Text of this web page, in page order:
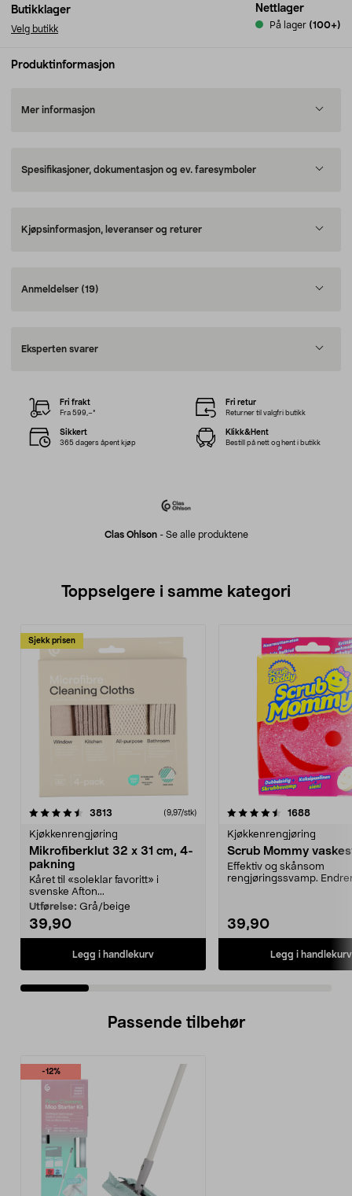
Butikklager
Velg butikk
Nettlager
På lager (100+)
Produktinformasjon
Mer informasjon
Spesifikasjoner, dokumentasjon og ev. faresymboler
Kjøpsinformasjon, leveranser og returer
Anmeldelser (19)
Eksperten svarer
Clas Ohlson- Se alle produktene
Fri frakt
Fra 599,–*
Fri retur
Returner til valgfri butikk
Sikkert
365 dagers åpent kjøp
Klikk&Hent
Bestill på nett og hent i butikk
Toppselgere i samme kategori
Sjekk prisen
3813 anmeldelser(9,97/stk)
Kjøkkenrengjøring
Mikrofiberklut 32 x 31 cm, 4-
pakning
Kåret til «soleklar favoritt» i
svenske Afton...
Utførelse: Grå/beige
39,90
Legg i handlekurv
4.5 av 5 stjerner 1688
Kjøkkenrengjøring
Scrub Mommy
Effektiv og skånsom
rengjøringssvamp.
39,90
Legg i handlekurv
4.0 av 5 stjerner
Passende tilbehør
-12%